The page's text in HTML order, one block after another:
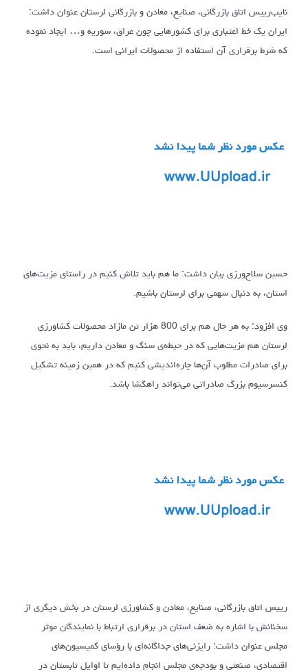
نایب‌رییس اتاق بازرگانی، صنایع، معادن و بازرگانی لرستان عنوان داشت:
ایران یک خط اعتباری برای کشورهایی چون عراق، سوریه و… ایجاد نموده
که شرط برقراری آن استفاده از محصولات ایرانی است.
حسین سلاح‌ورزی بیان داشت: ما هم باید تلاش کنیم در راستای مزیت‌های
استان، به دنبال سهمی برای لرستان باشیم.
وی افزود: به هر حال هم برای 800 هزار تن مازاد محصولات کشاورزی
لرستان هم مزیت‌هایی که در حیطه‌ی سنگ و معادن داریم، باید به نحوی
برای صادرات مطلوب آن‌ها چاره‌اندیشی کنیم که در همین زمینه تشکیل
کنسرسیوم بزرگ صادراتی می‌تواند راهگشا باشد.
رییس اتاق بازرگانی، صنایع، معادن و کشاورزی لرستان در بخش دیگری از
سخنانش با اشاره به ضعف استان در برقراری ارتباط با نمایندگان موثر
مجلس عنوان داشت: رایزنی‌های جداگانه‌ای با رؤسای کمیسیون‌های
اقتصادی، صنعتی و بودجه‌ی مجلس انجام داده‌ایم تا اوایل تابستان در